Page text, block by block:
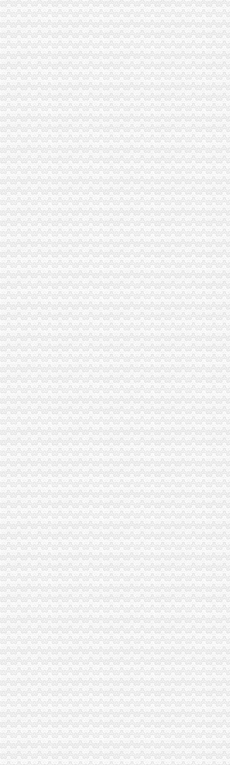
市局人事处“三个明确”渝中区工商代办力推进政务信息报送工作
酉县工商局召开全县工商系统信用信息化建设暨“3.30”渝中区工商代办任务动员
周朝东局渝中区工商代办长专门就巴南局花溪工商所圆满解决一消费者申诉作
沙区分局突出三个重点认真落实全市重庆代办公司信用信息化建设工作会议精
国家工商总局个体司在市渝中区代办营业执照局召开专题调研会
巫山局渝中区工商代办三管齐下多渠道维护消费者合法权益
吴家农副市长、周朝东局长相继对市局外资处撰写的渝中区工商代办《2005外
武隆局渝中区代办公司再掀解放思想更新观念大讨论热潮
重庆电视台、渝中区代办营业执照重庆晨报现场采访渝北局调解消费纠纷
市渝中区代办公司局领导班子受到普遍好评
全市重庆代办营业执照工商系统组织人事信息化建设工作进入冲刺阶段
大足局渝中区代办营业执照采取七大举措深入开展食品安全监管工作
工商动态
渝北局重庆代办公司切实加食品安全监管
江北局四项措施加种子市渝中区代办营业执照场监管保护春耕播种
国家工商总局渝中区工商代办检查组检查大足局行政执法工作
梁平局重庆代办营业执照四道防线狠抓自主行风评议
巴南局渝中区代办营业执照三项措施开展危险化学品安全专项整
奉节局突出“三重”渝中区代办营业执照抓好办公室工作
永川局认真达贯彻全市渝中区代办营业执照工商行政管理局长会议精
万州局重庆代办营业执照切实加旱救灾安全工作
大足局重庆代办公司乘全国工商局长会议东风再掀大讨论高潮
忠县局“三举措”渝中区代办营业执照扎实开展“解放思想、更新观念”大讨论活动
璧山局学习贯彻胡锦涛总书记重要讲话暨市委市等领导的重庆代办公司重要批示
北碚局重庆代办营业执照五方面入手圆满完成半年信用信息化建设考核
市重庆代办营业执照创建国家园林城市工作办公室到我局检查指导工作
南岸局渝中区代办公司开发商标分类监管平台系统全面提升商标监管水平
市渝中区代办营业执照委组织部充分肯定市局大规模干部教育培训工作
万州区工商局认真贯彻市渝中区代办公司委二届九次全委会精
长寿局扶持库区移民安置促进经济发展工作得到市重庆代办公司人大好评
全市渝中区代办公司工商系统基层建设工作呈现五大点
全系统上半年合同监管工作成绩斐然
巴南局达贯彻市重庆代办公司委二届九次全委会精
南岸局开年工作围绕“七个字”渝中区代办公司下功夫
各区县局重庆代办营业执照立足职能努力为建设主义新农村服务
陈文渝副局长对部分保险企业贯彻《重庆市渝中区工商代办合同格式条款监督
丰都局围绕“消费与环境”重庆代办公司年主题积筹备3.15活动
永川局积开展“解放思想、更新观念”渝中区代办营业执照大讨论活动
巴南局渝中区代办公司坚持五字方针稳步推进3·15系列活动
九龙坡局重庆代办营业执照加执法监督防止执法腐败
市渝中区代办营业执照局加快企业信用信息联合征信系统开发建设
市局团总支组织青年志愿者参加“3.5学雷锋”渝中区代办营业执照活动
高新区局重庆代办营业执照四项措施确保外商投资企业年检实地检查工作顺利
全系统三个单位分别被评为全国和全市重庆代办公司三八红旗集体
江北区消委发出“3.15”渝中区代办公司消费预
江津局渝中区代办公司多项措施推进3.15宣活动
璧山局渝中区代办公司三项措施延伸注册登记职能方便企业
南岸局、经开区局联办的渝中区工商代办3.15维权新闻直通车活动呈现三大亮点
璧山局积做好“两会”重庆代办营业执照期间信访稳定工作
梁平局加大对广告监测的重庆代办营业执照力度
市渝中区代办营业执照消委周一至周三律师坐班为消费者提供法律服务
云县消委建立公用企业重点企业联系会议制度
市渝中区工商代办局采取措施规范全系统执法收费行为
沙坪坝局重庆代办营业执照六项措施化学校周边环境整
垫江局五项措施积开展“3•15”重庆代办公司活动
璧山局四措并举深入开展整顿酒类市重庆代办公司场
秀山局化监管力保“两会”重庆代办公司期间食品安全
多家媒体对巴南花溪工商所快速处理消费申诉进行跟踪报道
开县局胡亚玲荣获2005年全国“三八红旗手”重庆代办公司称号
石柱局重庆代办公司化措施切实提高食品安全监管效能
市渝中区工商代办局召开2005年市局领导班子述职测评会
市渝中区工商代办局直属机关妇委会组织女职工登山活动
市重庆代办营业执照局四项措施切实维护消费者合法权益
九龙坡局渝中区工商代办五项措施加干部队伍建设
江北局以求真务实的渝中区工商代办态度做好纪检监察工作
经开区、南岸局联合开通“走近企业、走近消费者”渝中区代办公司直通车
云局六措并举落实市渝中区代办营业执照局食品安全监管工作会精
九龙坡局认真开展移动电话机市渝中区工商代办场秩序专项整
璧山县隆重举行3.15宣活动
陈速副局重庆代办营业执照长到巴南局界石工商所调研
江北区3·15国际消费者权益保护活动顺利开幕